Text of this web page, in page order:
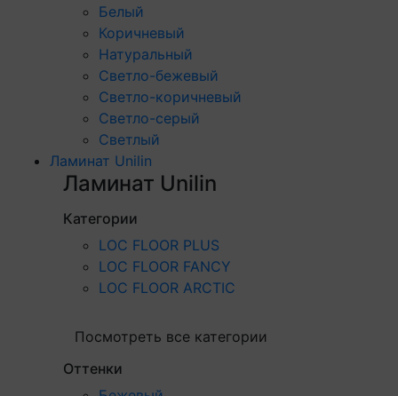
Белый
Коричневый
Натуральный
Светло-бежевый
Светло-коричневый
Светло-серый
Светлый
Ламинат Unilin
Ламинат Unilin
Категории
LOC FLOOR PLUS
LOC FLOOR FANCY
LOC FLOOR ARCTIC
Посмотреть все категории
Оттенки